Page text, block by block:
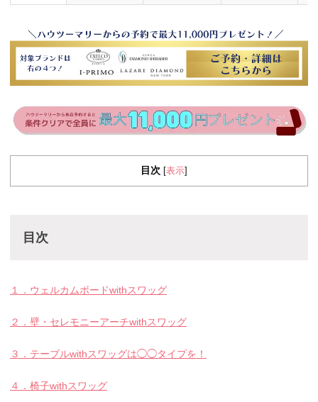
目次 表示
目次
１．ウェルカムボードwithスワッグ
２．壁・セレモニーアーチwithスワッグ
３．テーブルwithスワッグは◯◯タイプを！
４．椅子withスワッグ